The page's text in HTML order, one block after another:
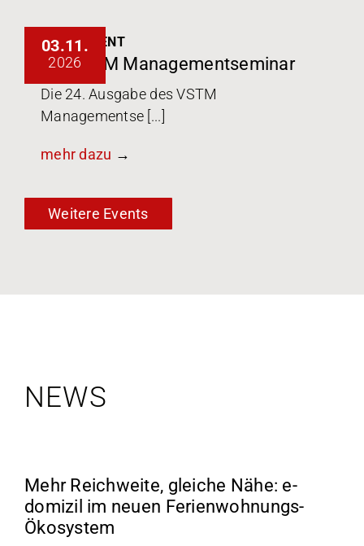
VSTM-EVENT
24. VSTM Managementseminar
Die 24. Ausgabe des VSTM
Managementse [...]
mehr dazu
03.11.
2026
Weitere Events
NEWS
Mehr Reichweite, gleiche Nähe: e-
domizil im neuen Ferienwohnungs-
Ökosystem